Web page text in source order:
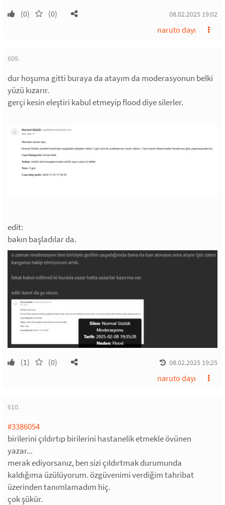
(0) (0) 08.02.2025 19:02
naruto dayı
609.
dur hoşuma gitti buraya da atayım da moderasyonun belki
yüzü kızarır.
gerçi kesin eleştiri kabul etmeyip flood diye silerler.
edit:
bakın başladılar da.
(1) (0) 08.02.2025 19:25
naruto dayı
610.
#3386054
birilerini çıldırtıp birilerini hastanelik etmekle övünen
yazar...
merak ediyorsanız, ben sizi çıldırtmak durumunda
kaldığıma üzülüyorum. özgüvenimi verdiğim tahribat
üzerinden tanımlamadım hiç.
çok şükür.